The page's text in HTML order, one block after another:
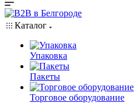
Каталог
Упаковка
Пакеты
Торговое оборудование